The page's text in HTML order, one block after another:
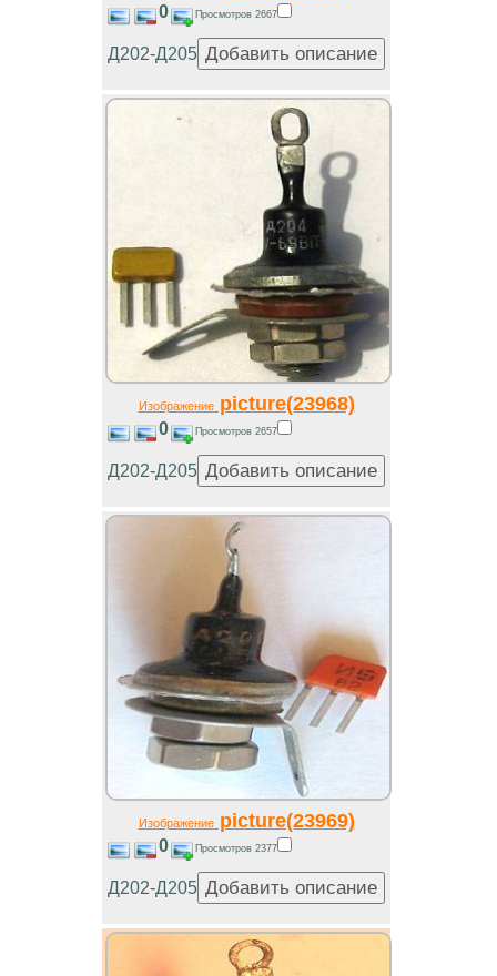
0 Просмотров 2667
Д202-Д205
Изображениеpicture(23968)
0 Просмотров 2657
Д202-Д205
Изображениеpicture(23969)
0 Просмотров 2377
Д202-Д205